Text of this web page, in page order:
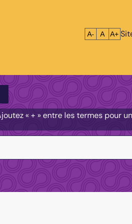
Réduire le
A- A A+
« + » entre les termes pour